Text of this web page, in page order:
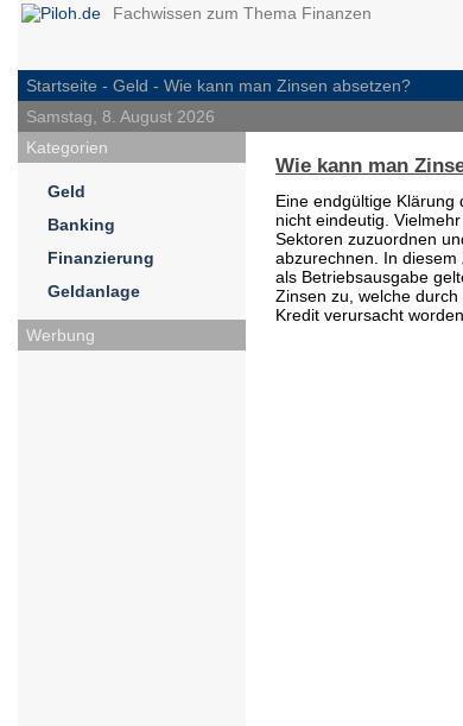
Fachwissen zum Thema Finanzen
Startseite - Geld - Wie kann man Zinsen absetzen?
Samstag, 8. August 2026
Kategorien
Geld
Banking
Finanzierung
Geldanlage
Werbung
Wie kann man
Eine endgültige Klärung
nicht eindeutig.
Sektoren zuzuordnen
abzurechnen. In
als Betriebsausgabe
Zinsen zu, welche
Kredit verursacht worden